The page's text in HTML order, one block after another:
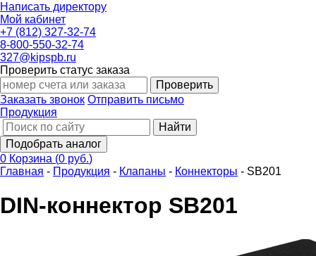
Написать директору
Мой кабинет
+7 (812) 327-32-74
8-800-550-32-74
327@kipspb.ru
Проверить статус заказа
Проверить
Заказать звонок Отправить письмо
Продукция
Найти
Подобрать аналог
0 Корзина (0 руб.)
Главная - Продукция - Клапаны - Коннекторы - SB201
DIN-коннектор SB201